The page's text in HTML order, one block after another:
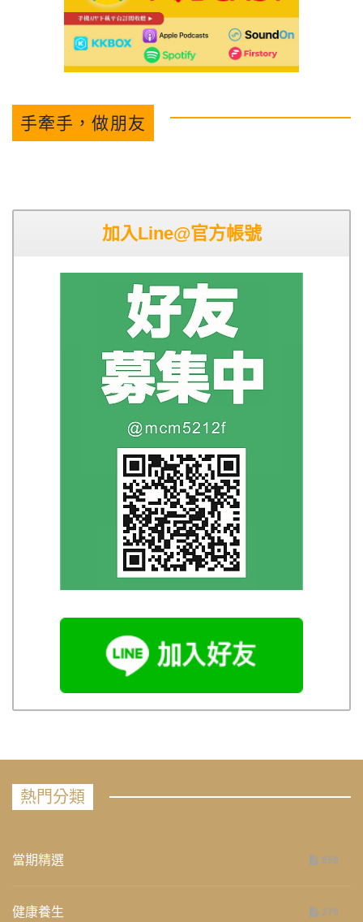
手牽手，做朋友
加入Line@官方帳號
熱門分類
當期精選 658
健康養生 276